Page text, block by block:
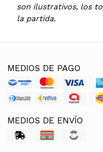
son ilustrativos, los
la partida.
MEDIOS DE PAGO
MEDIOS DE ENVÍO